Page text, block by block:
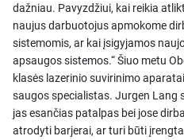
dažniau. Pavyzdžiui, kai reikia
naujus darbuotojus apmokome
sistemomis, ar kai įsigyjamos
apsaugos sistemos.“ Šiuo metu
klasės lazerinio suvirinimo
saugos specialistas. Jurgen Lang
jas esančias patalpas bei jose
atrodyti barjerai, ar turi būti